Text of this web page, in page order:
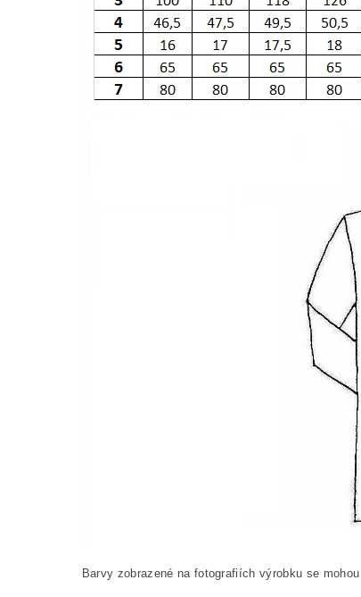
Barvy zobrazené na fotografiích výrobku se